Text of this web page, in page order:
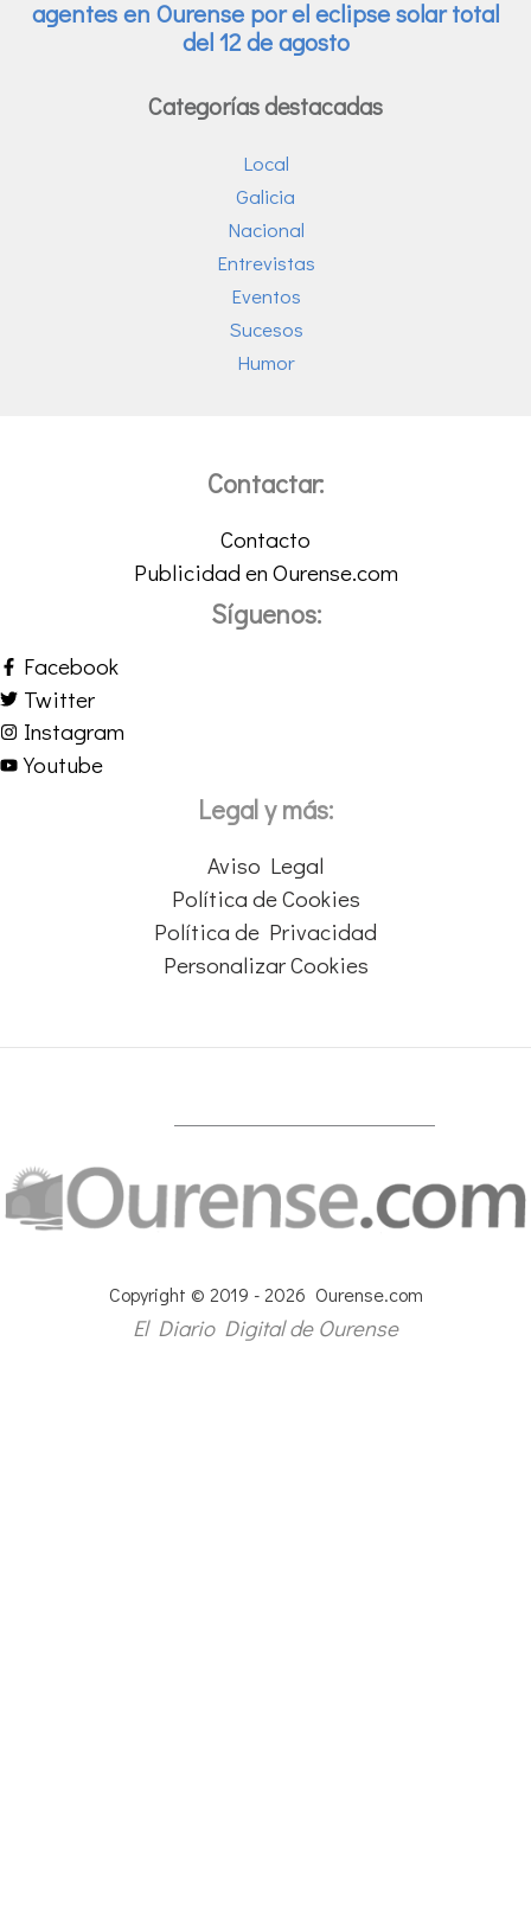
Categorías destacadas
Local
Galicia
Nacional
Entrevistas
Eventos
Sucesos
Humor
Contactar:
Contacto
Publicidad en Ourense.com
Síguenos:
Facebook
Twitter
Instagram
Youtube
Legal y más:
Aviso Legal
Política de Cookies
Política de Privacidad
Personalizar Cookies
Copyright © 2019 - 2026 Ourense.com
El Diario Digital de Ourense